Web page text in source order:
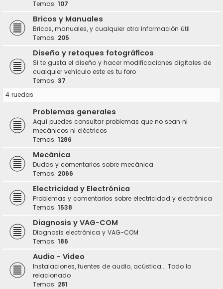
Temas: 107
Bricos y Manuales
Bricos, manuales, y cualquier otra información útil
Temas: 205
Diseño y retoques fotográficos
Si te gusta el diseño y hacer modificaciones digitales de
cualquier vehículo este es tu foro
Temas: 37
4 ruedas
Problemas generales
Aquí puedes consultar problemas que no sean ni
mecánicos ni eléctricos
Temas: 1286
Mecánica
Dudas y comentarios sobre mecánica
Temas: 2066
Electricidad y Electrónica
Problemas y comentarios sobre electricidad y electrónica
Temas: 1538
Diagnosis y VAG-COM
Diagnosis electrónica y VAG-COM
Temas: 186
Audio - Video
Instalaciones, fuentes de audio, acústica... Todo lo
relacionado
Temas: 281